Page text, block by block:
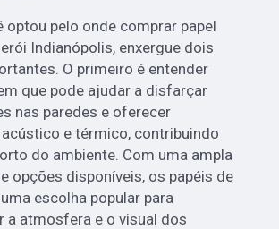
optou pelo onde comprar papel
Indianópolis, enxergue dois
O primeiro é entender
que pode ajudar a disfarçar
nas paredes e oferecer
e térmico, contribuindo
do ambiente. Com uma ampla
opções disponíveis, os papéis de
escolha popular para
a atmosfera e o visual dos